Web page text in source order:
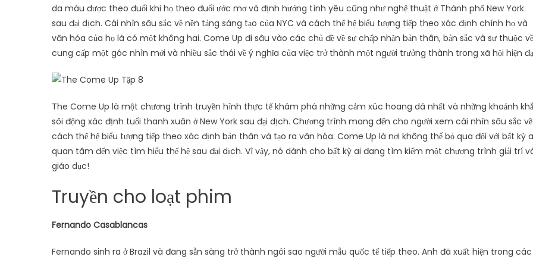
da màu được theo đuổi khi họ theo đuổi ước mơ và định hướng tình yêu cũng như nghệ thuật ở Thành phố New York
sau đại dịch. Cái nhìn sâu sắc về nền tảng sáng tạo của NYC và cách thế hệ biểu tượng tiếp theo xác định chính họ và
văn hóa của họ là có một không hai. Come Up đi sâu vào các chủ đề về sự chấp nhận bản thân, bản sắc và sự thuộc
cung cấp một góc nhìn mới và nhiều sắc thái về ý nghĩa của việc trở thành một người trưởng thành trong xã hội hiện
The Come Up là một chương trình truyền hình thực tế khám phá những cảm xúc hoang dã nhất và những khoảnh
sôi động xác định tuổi thanh xuân ở New York sau đại dịch. Chương trình mang đến cho người xem cái nhìn sâu sắc về
cách thế hệ biểu tượng tiếp theo xác định bản thân và tạo ra văn hóa. Come Up là nơi không thể bỏ qua đối với bất kỳ
quan tâm đến việc tìm hiểu thế hệ sau đại dịch. Vì vậy, nó dành cho bất kỳ ai đang tìm kiếm một chương trình giải trí
giáo dục!
Truyền cho loạt phim
Fernando Casablancas
Fernando sinh ra ở Brazil và đang sẵn sàng trở thành ngôi sao người mẫu quốc tế tiếp theo. Anh đã xuất hiện trong các